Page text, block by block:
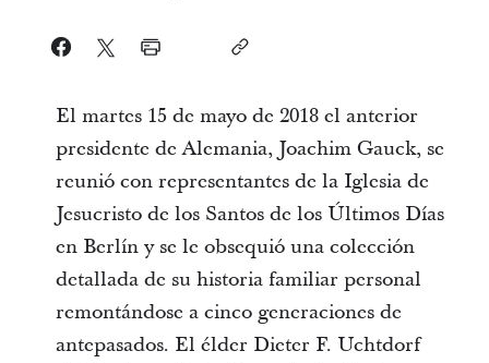
El martes 15 de mayo de 2018 el anterior
presidente de Alemania, Joachim Gauck, se
reunió con representantes de la Iglesia de
Jesucristo de los Santos de los Últimos Días
en Berlín y se le obsequió una colección
detallada de su historia familiar personal
remontándose a cinco generaciones de
antepasados. El élder Dieter F. Uchtdorf